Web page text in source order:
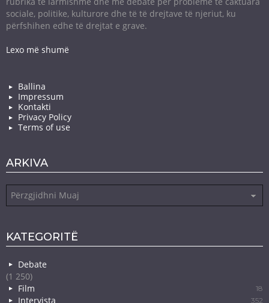
sociale, politike, kulturore dhe të të drejtave të njeriut, ku
përfshihen edhe të drejtat e grave.
Lexo më shumë
Ballina
Impressum
Kontakti
Privacy Policy
Terms of use
ARKIVA
KATEGORITË
Debate
(1 250)
Film
18
Intervista 352